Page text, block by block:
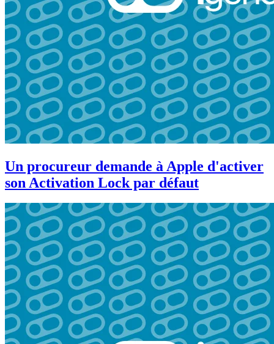
Un procureur demande à Apple d'activer
son Activation Lock par défaut